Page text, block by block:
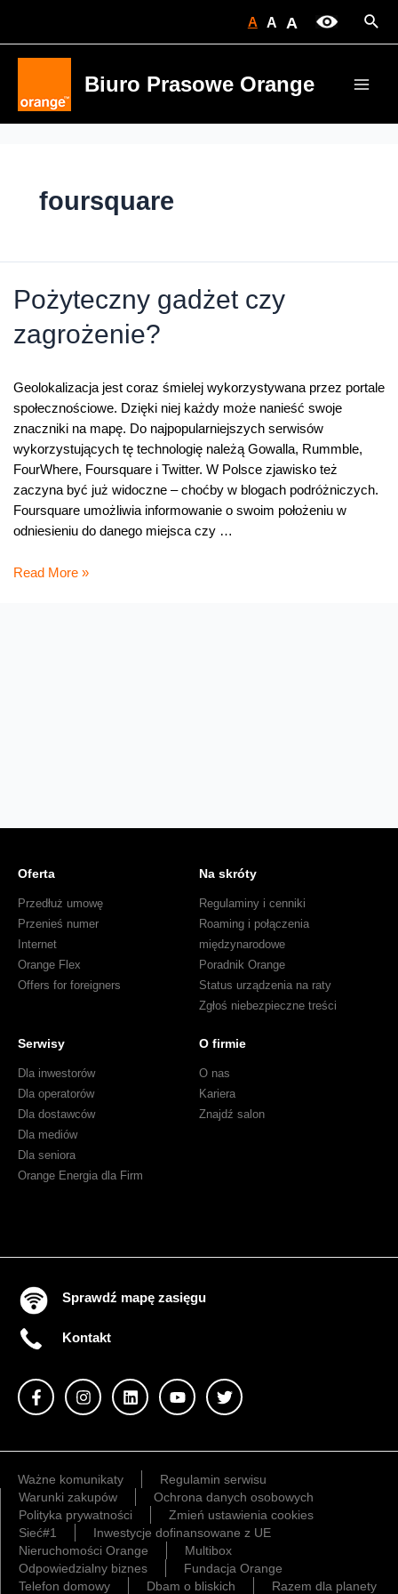
A A A
Biuro Prasowe Orange
foursquare
Pożyteczny gadżet czy
zagrożenie?
Geolokalizacja jest coraz śmielej wykorzystywana przez portale
społecznościowe. Dzięki niej każdy może nanieść swoje
znaczniki na mapę. Do najpopularniejszych serwisów
wykorzystujących tę technologię należą Gowalla, Rummble,
FourWhere, Foursquare i Twitter. W Polsce zjawisko też
zaczyna być już widoczne – choćby w blogach podróżniczych.
Foursquare umożliwia informowanie o swoim położeniu w
odniesieniu do danego miejsca czy …
Pożyteczny
Read More »
Oferta
Przedłuż umowę
Przenieś numer
Internet
Orange Flex
Offers for foreigners
Na skróty
Regulaminy i cenniki
Roaming i połączenia
międzynarodowe
Poradnik Orange
Status urządzenia na raty
Zgłoś niebezpieczne treści
Serwisy
Dla inwestorów
Dla operatorów
Dla dostawców
Dla mediów
Dla seniora
Orange Energia dla Firm
O firmie
O nas
Kariera
Znajdź salon
Sprawdź mapę zasięgu
Kontakt
Ważne komunikaty
Regulamin serwisu
Warunki zakupów
Ochrona danych osobowych
Polityka prywatności
Zmień ustawienia cookies
Sieć#1
Inwestycje dofinansowane z UE
Nieruchomości Orange
Multibox
Odpowiedzialny biznes
Fundacja Orange
Telefon domowy
Dbam o bliskich Razem dla planety